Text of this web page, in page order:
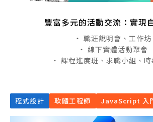
豐富多元的活動交流：實現
・ 職涯說明會、工作坊
・ 線下實體活動聚會
・ 課程進度班、求職小組、
程式設計 軟體工程師 JavaScript 入